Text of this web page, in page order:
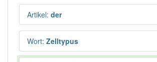
Artikel: der
Wort: Zelltypus